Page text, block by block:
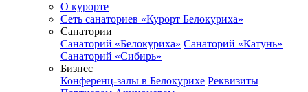
О курорте
Сеть санаториев «Курорт Белокуриха»
Санатории
Санаторий «Белокуриха» Санаторий «Катунь»
Санаторий «Сибирь»
Бизнес
Конференц-залы в Белокурихе Реквизиты